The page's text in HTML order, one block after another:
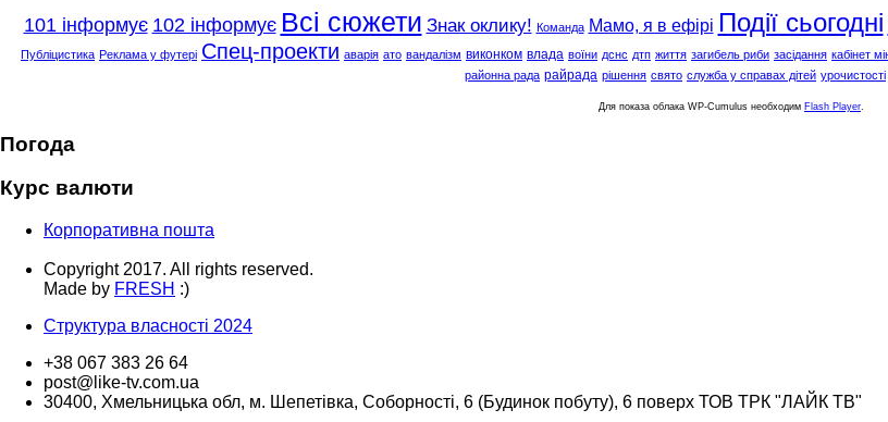
101 інформує 102 інформує Всі сюжети Знак оклику! Команда Мамо, я в ефірі Події сьогодні
Публіцистика Реклама у футері Спец-проекти аварія ато вандалізм виконком влада воїни дснс дтп життя загибель риби засідання кабінет
районна рада райрада рішення свято служба у справах дітей урочистості
Для показа облака WP-Cumulus необходим Flash Player
Погода
Курс валюти
Корпоративна пошта
Copyright 2017. All rights reserved.
Made by FRESH :)
Структура власності 2024
+38 067 383 26 64
post@like-tv.com.ua
30400, Хмельницька обл, м. Шепетівка, Соборності, 6 (Будинок побуту), 6 поверх ТОВ ТРК "ЛАЙК ТВ"